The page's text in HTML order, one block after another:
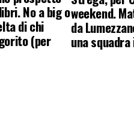
No a big o
di chi
(per
weekend.
da
una